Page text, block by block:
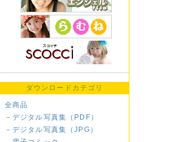
ダウンロードカテゴリ
全商品
－デジタル写真集（PDF）
－デジタル写真集（JPG）